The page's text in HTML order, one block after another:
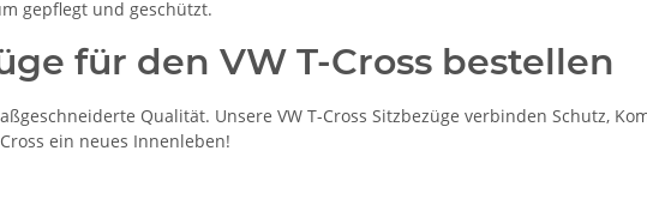
gepflegt und geschützt.
für den VW T-Cross bestellen
Qualität. Unsere VW T-Cross Sitzbezüge verbinden Schutz,
ein neues Innenleben!